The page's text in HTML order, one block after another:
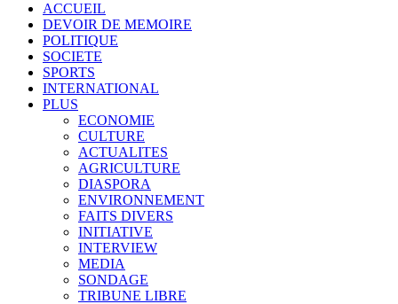
ACCUEIL
DEVOIR DE MEMOIRE
POLITIQUE
SOCIETE
SPORTS
INTERNATIONAL
PLUS
ECONOMIE
CULTURE
ACTUALITES
AGRICULTURE
DIASPORA
ENVIRONNEMENT
FAITS DIVERS
INITIATIVE
INTERVIEW
MEDIA
SONDAGE
TRIBUNE LIBRE